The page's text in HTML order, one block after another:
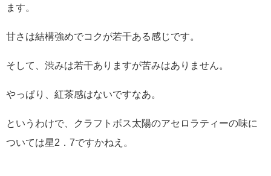
ます。
甘さは結構強めでコクが若干ある感じです。
そして、渋みは若干ありますが苦みはありません。
やっぱり、紅茶感はないですなあ。
というわけで、クラフトボス太陽のアセロラティーの味に
ついては星2．7ですかねえ。